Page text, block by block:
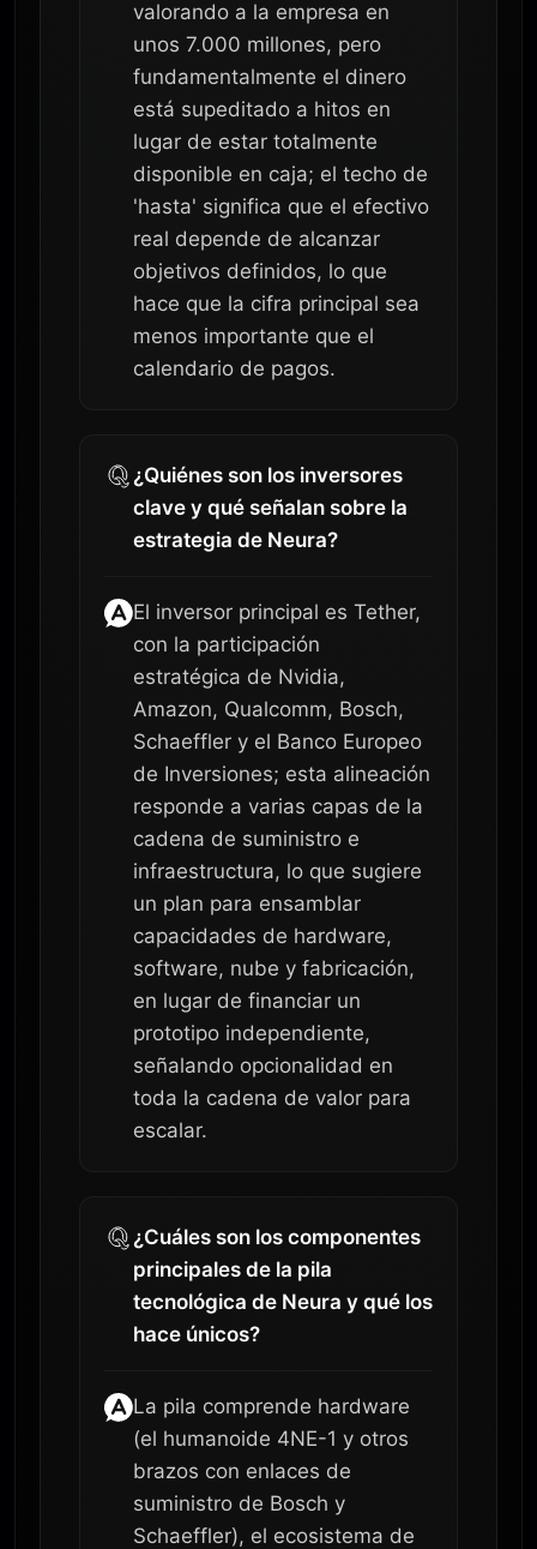
valorando a la empresa en
unos 7.000 millones, pero
fundamentalmente el dinero
está supeditado a hitos en
lugar de estar totalmente
disponible en caja; el techo de
'hasta' significa que el efectivo
real depende de alcanzar
objetivos definidos, lo que
hace que la cifra principal sea
menos importante que el
calendario de pagos.
¿Quiénes son los inversores
clave y qué señalan sobre la
estrategia de Neura?
El inversor principal es Tether,
con la participación
estratégica de Nvidia,
Amazon, Qualcomm, Bosch,
Schaeffler y el Banco Europeo
de Inversiones; esta alineación
responde a varias capas de la
cadena de suministro e
infraestructura, lo que sugiere
un plan para ensamblar
capacidades de hardware,
software, nube y fabricación,
en lugar de financiar un
prototipo independiente,
señalando opcionalidad en
toda la cadena de valor para
escalar.
¿Cuáles son los componentes
principales de la pila
tecnológica de Neura y qué los
hace únicos?
La pila comprende hardware
(el humanoide 4NE-1 y otros
brazos con enlaces de
suministro de Bosch y
Schaeffler), el ecosistema de